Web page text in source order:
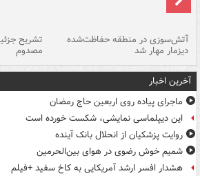
آتش‌سوزی در منطقه حفاظت‌شده
دیزمار مهار شد مصدوم
آخرین اخبار
ماجرای پیاده روی اربعین حاج رمضان
این دیپلماسی نمایشی، شکست خورده است
روایت پزشکیان از انحلال بانک آینده
شمیم خوش رضوی در هوای بین‌الحرمین
هشدار افسر ارشد آمریکایی به کاخ سفید +فیلم